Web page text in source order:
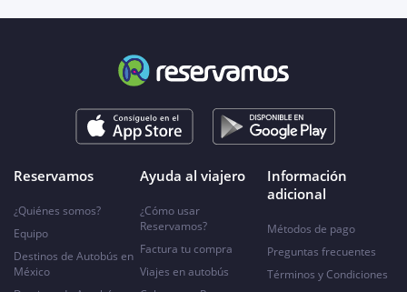
Reservamos
¿Quiénes somos?
Equipo
Destinos de Autobús en
México
Ayuda al viajero
¿Cómo usar
Reservamos?
Factura tu compra
Viajes en autobús
Información
adicional
Métodos de pago
Preguntas frecuentes
Términos y Condiciones